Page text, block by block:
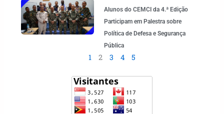
Alunos do CEMCI da 4.ª Edição
Participam em Palestra sobre
Política de Defesa e Segurança
Pública
1 2 3 4 5